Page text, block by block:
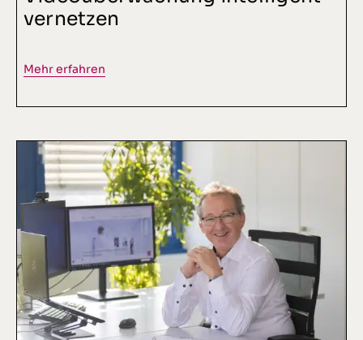
vernetzen
Mehr erfahren